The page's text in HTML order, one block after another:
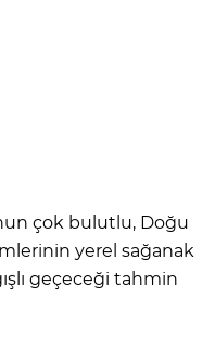
çok bulutlu, Doğu
yerel sağanak
geçeceği tahmin